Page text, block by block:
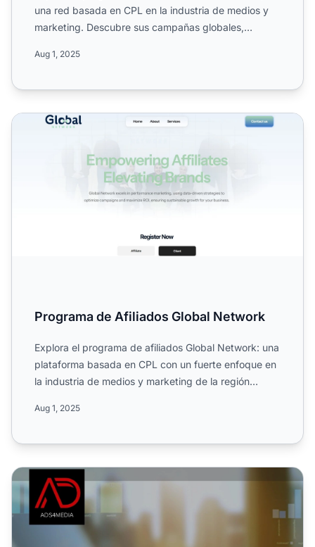
una red basada en CPL en la industria de medios y
marketing. Descubre sus campañas globales,
Aug 1, 2025
Programa de Afiliados Global Network
Programa de Afiliados Global Network
Explora el programa de afiliados Global Network: una
plataforma basada en CPL con un fuerte enfoque en
la industria de medios y marketing de la región
Aug 1, 2025
Programa de Afiliados de Prospectful